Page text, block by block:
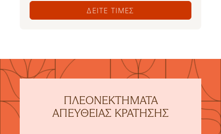
ΔΕΊΤΕ ΤΙΜΈΣ
ΠΛΕΟΝΕΚΤΉΜΑΤΑ
ΑΠΕΥΘΕΊΑΣ ΚΡΆΤΗΣΗΣ